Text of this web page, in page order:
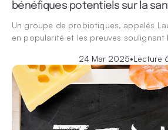
bénéfiques potentiels sur la
Un groupe de probiotiques, appelés
en popularité et les preuves soulignant
24 Mar 2025•Lecture